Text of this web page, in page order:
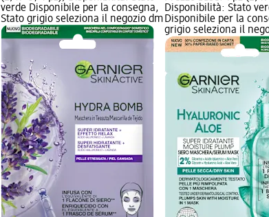
verde Disponibile per la consegna,
Stato grigio seleziona il negozio dm
Disponibilità: Stato
Disponibile per la
grigio seleziona il